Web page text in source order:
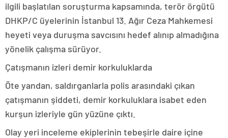
ilgili başlatılan soruşturma kapsamında, terör örgütü
DHKP/C üyelerinin İstanbul 13. Ağır Ceza Mahkemesi
heyeti veya duruşma savcısını hedef alınıp almadığına
yönelik çalışma sürüyor.
Çatışmanın izleri demir korkuluklarda
Öte yandan, saldırganlarla polis arasındaki çıkan
çatışmanın şiddeti, demir korkuluklara isabet eden
kurşun izleriyle gün yüzüne çıktı.
Olay yeri inceleme ekiplerinin tebeşirle daire içine